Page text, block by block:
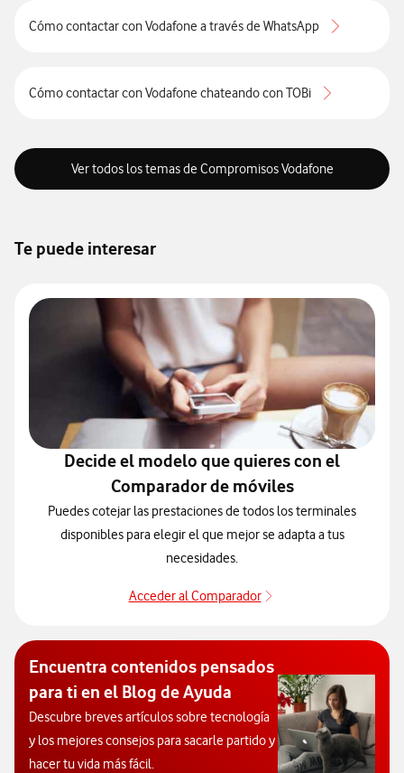
Cómo contactar con Vodafone a través de WhatsApp
Cómo contactar con Vodafone chateando con TOBi
Ver todos los temas de Compromisos Vodafone
Te puede interesar
Decide el modelo que quieres con el
Comparador de móviles
Puedes cotejar las prestaciones de todos los terminales
disponibles para elegir el que mejor se adapta a tus
necesidades.
Acceder al Comparador
Encuentra contenidos pensados
para ti en el Blog de Ayuda
Descubre breves artículos sobre tecnología
y los mejores consejos para sacarle partido y
hacer tu vida más fácil.